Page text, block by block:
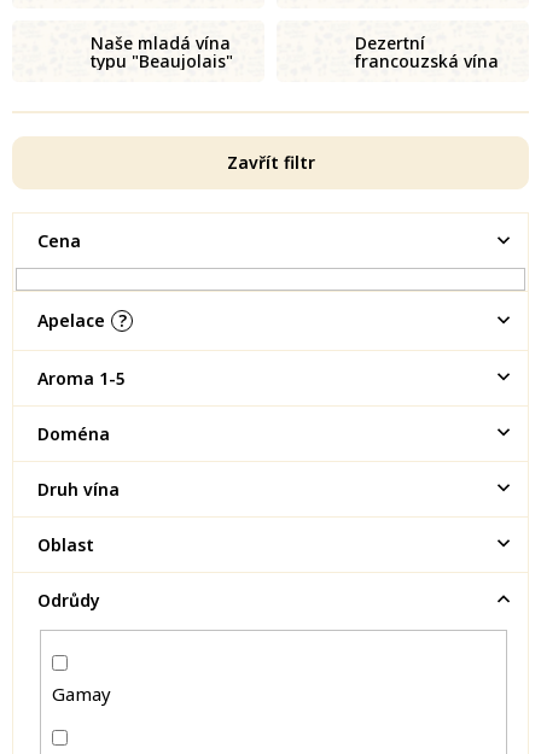
Naše mladá vína
typu "Beaujolais"
Dezertní
francouzská vína
Zavřít filtr
Cena
Apelace ?
Aroma 1-5
Doména
Druh vína
Oblast
Odrůdy
Gamay